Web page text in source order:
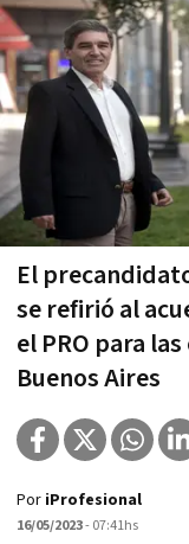
El
se refirió al
el PRO para
Buenos Aires
Por iProfesional
16/05/2023- 07:41hs